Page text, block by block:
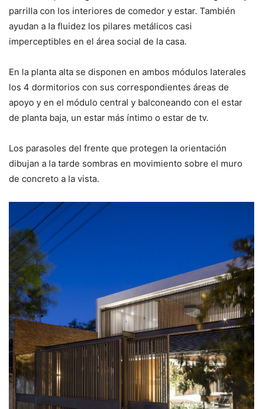
parrilla con los interiores de comedor y estar. También
ayudan a la fluidez los pilares metálicos casi
imperceptibles en el área social de la casa.
En la planta alta se disponen en ambos módulos laterales
los 4 dormitorios con sus correspondientes áreas de
apoyo y en el módulo central y balconeando con el estar
de planta baja, un estar más íntimo o estar de tv.
Los parasoles del frente que protegen la orientación
dibujan a la tarde sombras en movimiento sobre el muro
de concreto a la vista.